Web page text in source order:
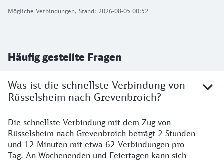
Mögliche Verbindungen, Stand: 2026-08-05 00:52
Häufig gestellte Fragen
Was ist die schnellste Verbindung von
Rüsselsheim nach Grevenbroich?
Die schnellste Verbindung mit dem Zug von
Rüsselsheim nach Grevenbroich beträgt 2 Stunden
und 12 Minuten mit etwa 62 Verbindungen pro
Tag. An Wochenenden und Feiertagen kann sich